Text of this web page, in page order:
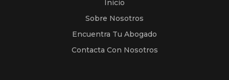
Inicio
Sobre Nosotros
Encuentra Tu Abogado
Contacta Con Nosotros